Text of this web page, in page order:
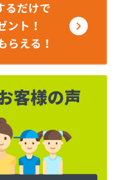
長野センター